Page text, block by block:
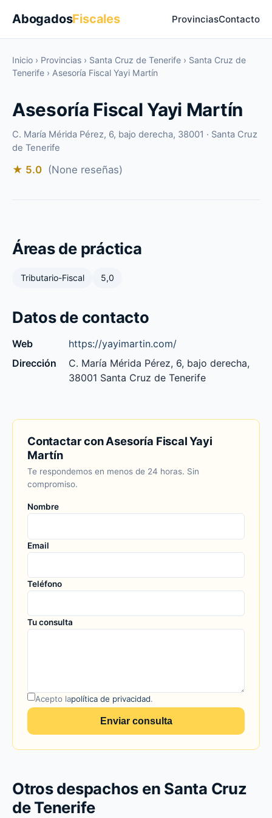
AbogadosFiscales ProvinciasContacto
Inicio › Provincias › Santa Cruz de Tenerife › Santa Cruz de
Tenerife › Asesoría Fiscal Yayi Martín
Asesoría Fiscal Yayi Martín
C. María Mérida Pérez, 6, bajo derecha, 38001 · Santa Cruz
de Tenerife
★ 5.0 (None reseñas)
Áreas de práctica
Tributario-Fiscal 5,0
Datos de contacto
Web
https://yayimartin.com/
Dirección
C. María Mérida Pérez, 6, bajo derecha,
38001 Santa Cruz de Tenerife
Contactar con Asesoría Fiscal Yayi
Martín
Te respondemos en menos de 24 horas. Sin
compromiso.
Nombre
Email
Teléfono
Tu consulta
Acepto lapolítica de privacidad.
Enviar consulta
Otros despachos en Santa Cruz
de Tenerife